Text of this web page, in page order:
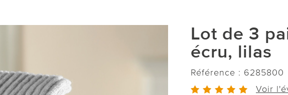
Lot de 3
écru, lilas
Référence : 6285800
Voir